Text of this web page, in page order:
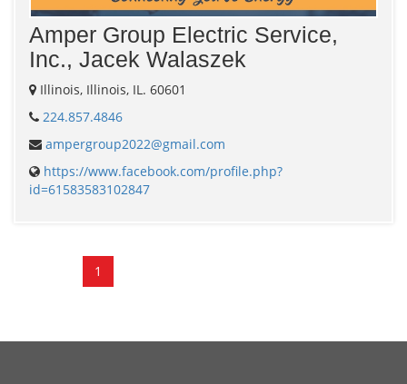
Amper Group Electric Service,
Inc., Jacek Walaszek
Illinois, Illinois, IL. 60601
224.857.4846
ampergroup2022@gmail.com
https://www.facebook.com/profile.php?
id=61583583102847
1